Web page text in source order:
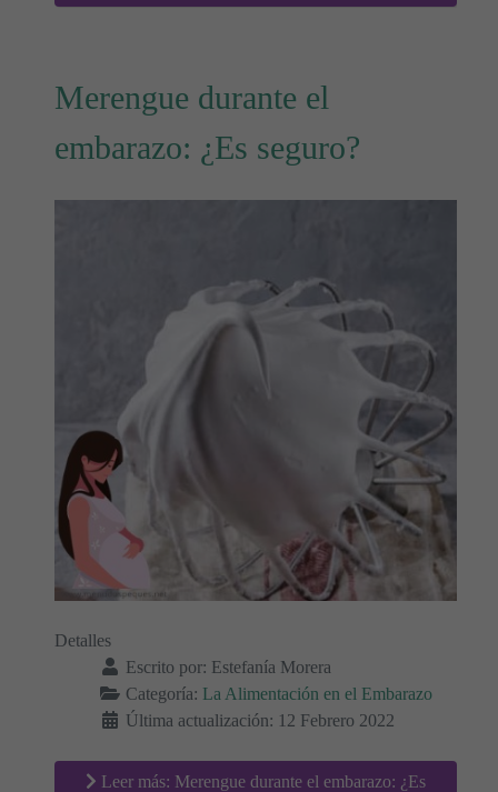
Merengue durante el
embarazo: ¿Es seguro?
Detalles
Escrito por: Estefanía Morera
Categoría: La Alimentación en el Embarazo
Última actualización: 12 Febrero 2022
Leer más: Merengue durante el embarazo: ¿Es